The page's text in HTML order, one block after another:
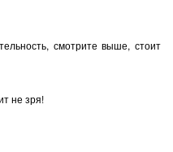
смотрите выше, стоит
не зря!